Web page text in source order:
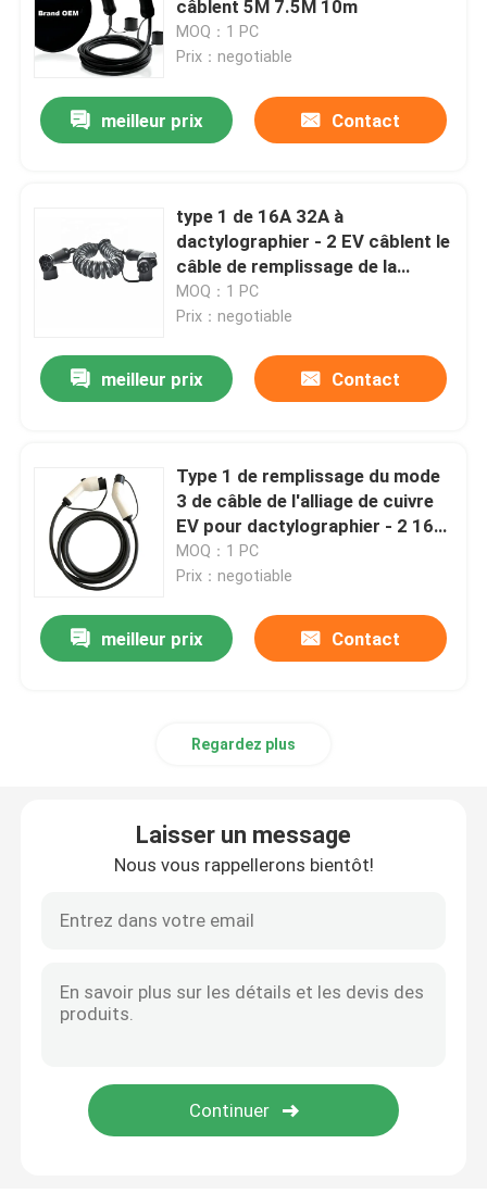
Accessoires de remplissage d'EV
Prise et fiche de recharge pour véhicules électriques
câblent 5M 7.5M 10m
MOQ：1 PC
Prix：negotiable
meilleur prix Contact
type 1 de 16A 32A à
dactylographier - 2 EV câblent le
câble de remplissage de la
spirale EV de TPU
MOQ：1 PC
Prix：negotiable
meilleur prix Contact
Type 1 de remplissage du mode
3 de câble de l'alliage de cuivre
EV pour dactylographier - 2 16A
32A
MOQ：1 PC
Prix：negotiable
meilleur prix Contact
Regardez plus
Laisser un message
Nous vous rappellerons bientôt!